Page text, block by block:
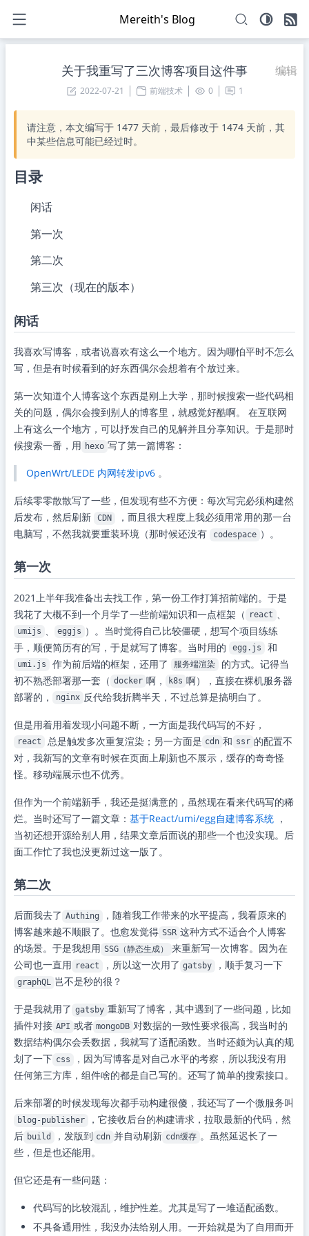
Mereith's Blog
关于我重写了三次博客项目这件事 编辑
2022-07-21 前端技术 0 1
请注意，本文编写于 1477 天前，最后修改于 1474 天前，其
中某些信息可能已经过时。
目录
闲话
第一次
第二次
第三次（现在的版本）
闲话
我喜欢写博客，或者说喜欢有这么一个地方。因为哪怕平时不怎么
写，但是有时候看到的好东西偶尔会想着有个放过来。
第一次知道个人博客这个东西是刚上大学，那时候搜索一些代码相
关的问题，偶尔会搜到别人的博客里，就感觉好酷啊。 在互联网
上有这么一个地方，可以抒发自己的见解并且分享知识。于是那时
候搜索一番，用 hexo 写了第一篇博客：
OpenWrt/LEDE 内网转发ipv6。
后续零零散散写了一些，但发现有些不方便：每次写完必须构建然
后发布，然后刷新
CDN
，而且很大程度上我必须用常用的那一台
电脑写，不然我就要重装环境（那时候还没有
codespace ）。
第一次
2021上半年我准备出去找工作，第一份工作打算招前端的。于是
我花了大概不到一个月学了一些前端知识和一点框架（
react 、
umijs 、 eggjs ）。当时觉得自己比较僵硬，想写个项目练练
手，顺便简历有的写，于是就写了博客。当时用的
egg.js 和
umi.js 作为前后端的框架，还用了 服务端渲染
的方式。记得当
初不熟悉部署那一套（ docker 啊， k8s 啊），直接在裸机服务器
部署的，
nginx 反代给我折腾半天，不过总算是搞明白了。
但是用着用着发现小问题不断，一方面是我代码写的不好，
react 总是触发多次重复渲染；另一方面是 cdn 和 ssr 的配置不
对，我新写的文章有时候在页面上刷新也不展示，缓存的奇奇怪
怪。移动端展示也不优秀。
但作为一个前端新手，我还是挺满意的，虽然现在看来代码写的稀
烂。当时还写了一篇文章： 基于React/umi/egg自建博客系统 ，
当初还想开源给别人用，结果文章后面说的那些一个也没实现。后
面工作忙了我也没更新过这一版了。
第二次
后面我去了 Authing
，随着我工作带来的水平提高，我看原来的
博客越来越不顺眼了。也愈发觉得 SSR 这种方式不适合个人博客
的场景。于是我想用 SSG（静态生成）
来重新写一次博客。因为在
公司也一直用 react ，所以这一次用了 gatsby ，顺手复习一下
graphQL 岂不是秒的很？
于是我就用了 gatsby 重新写了博客，其中遇到了一些问题，比如
插件对接 API 或者 mongoDB 对数据的一致性要求很高，我当时的
数据结构偶尔会丢数据，我就写了适配函数。当时还颇为认真的规
划了一下 css
，因为写博客是对自己水平的考察，所以我没有用
任何第三方库，组件啥的都是自己写的。还写了简单的搜索接口。
后来部署的时候发现每次都手动构建很傻，我还写了一个微服务叫
blog-publisher
，它接收后台的构建请求，拉取最新的代码，然
后 build ，发版到 cdn 并自动刷新 cdn缓存 。虽然延迟长了一
些，但是也还能用。
但它还是有一些问题：
代码写的比较混乱，维护性差。尤其是写了一堆适配函数。
不具备通用性，我没办法给别人用。一开始就是为了自用而开